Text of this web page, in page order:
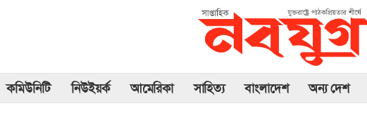
কমিউনিটি নিউইয়র্ক আমেরিকা সাহিত্য বাংলাদেশ অন্য দেশ